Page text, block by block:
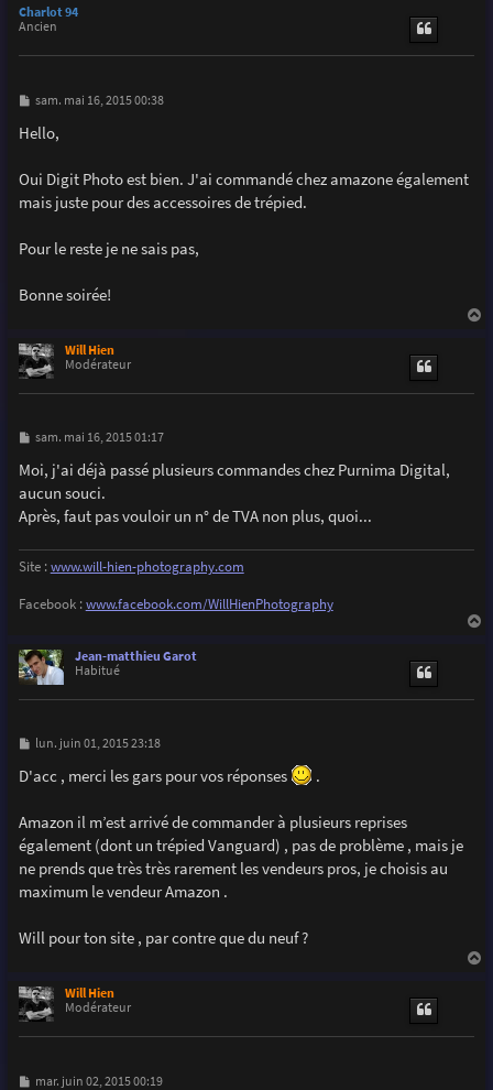
Charlot 94
Ancien
M
s
s
e
sam. mai 16, 2015 00:38
Hello,
Oui Digit Photo est bien. J'ai commandé chez amazone également
mais juste pour des accessoires de trépied.
Pour le reste je ne sais pas,
Bonne soirée!
Will Hien
Modérateur
M
s
s
a
e
sam. mai 16, 2015 01:17
Moi, j'ai déjà passé plusieurs commandes chez Purnima Digital,
aucun souci.
Après, faut pas vouloir un n° de TVA non plus, quoi...
Site :www.will-hien-photography.com
Facebook :www.facebook.com/WillHienPhotography
Jean-matthieu Garot
Habitué
M
s
s
e
lun. juin 01, 2015 23:18
D'acc , merci les gars pour vos réponses .
Amazon il m’est arrivé de commander à plusieurs reprises
également (dont un trépied Vanguard) , pas de problème , mais je
ne prends que très très rarement les vendeurs pros, je choisis au
maximum le vendeur Amazon .
Will pour ton site , par contre que du neuf ?
Will Hien
Modérateur
M
mar. juin 02, 2015 00:19